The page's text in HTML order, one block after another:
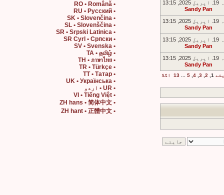
Sandy Pan
Sandy Pan
Sandy Pan
Sandy Pan
1
2
3
4
5
13 اگلا
• RO • Română
• RU • Русский
• SK • Slovenčina
• SL • Slovenščina
• SR • Srpski Latinica
• SR Cyrl • Српски
• SV • Svenska
• TA • தமிழ்
• TH • ภาษาไทย
• TR • Türkçe
• TT • Татар
• UK • Українська
• UR • اردو
• VI • Tiếng Việt
• ZH hans • 简体中文
• ZH hant • 正體中文